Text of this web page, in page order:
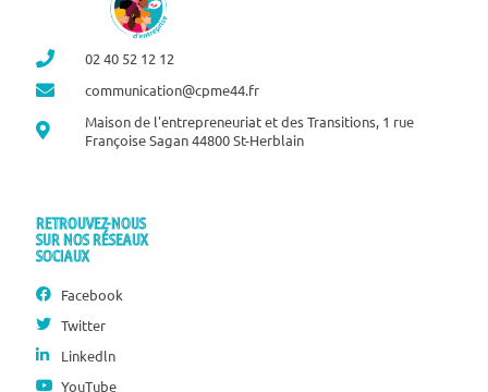
02 40 52 12 12
communication@cpme44.fr
Maison de l'entrepreneuriat et des Transitions, 1 rue
Françoise Sagan 44800 St-Herblain
RETROUVEZ-NOUS
SUR NOS RÉSEAUX
SOCIAUX
Facebook
Twitter
Linkedln
YouTube